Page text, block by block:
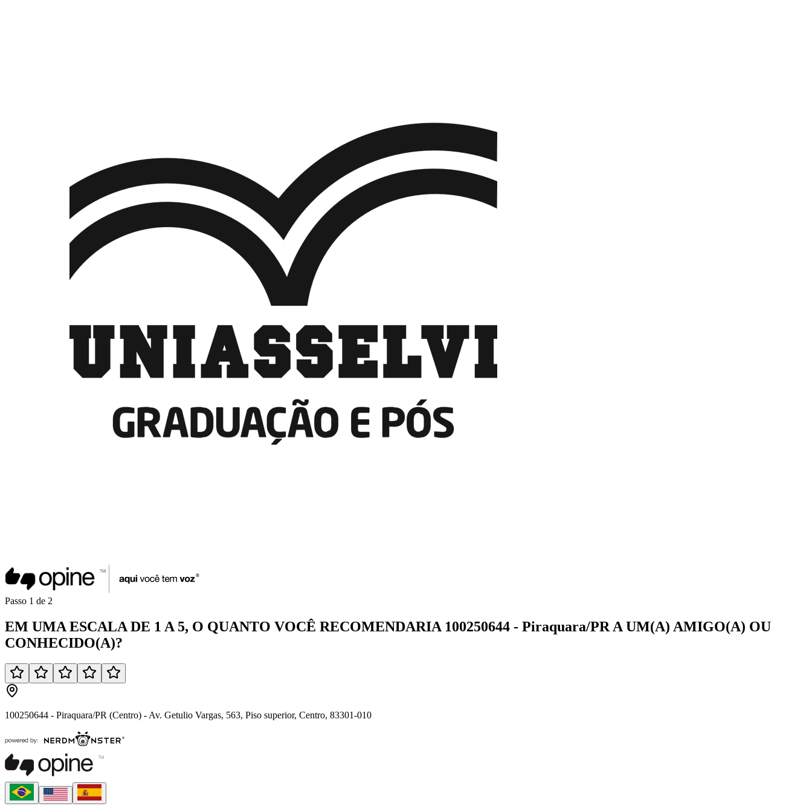
Passo 1 de 2
EM UMA ESCALA DE 1 A 5, O QUANTO VOCÊ RECOMENDARIA 100250644 - Piraquara/PR A UM(A) AMIGO(A) OU
CONHECIDO(A)?
100250644 - Piraquara/PR (Centro) - Av. Getulio Vargas, 563, Piso superior, Centro, 83301-010